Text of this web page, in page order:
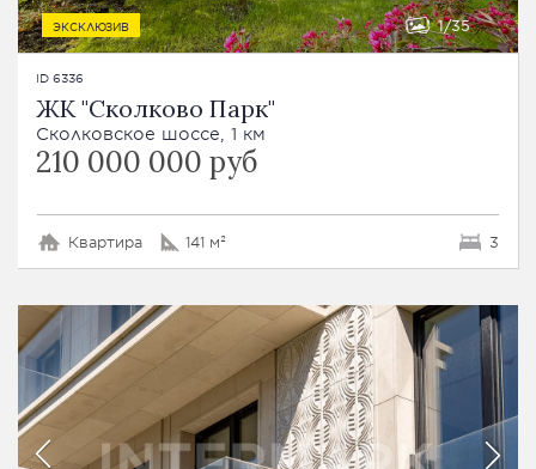
ЭКСКЛЮЗИВ 1 35
ID 6336
ЖК "Сколково Парк"
Сколковское шоссе, 1 км
210 000 000 руб
Квартира 141 м² 3